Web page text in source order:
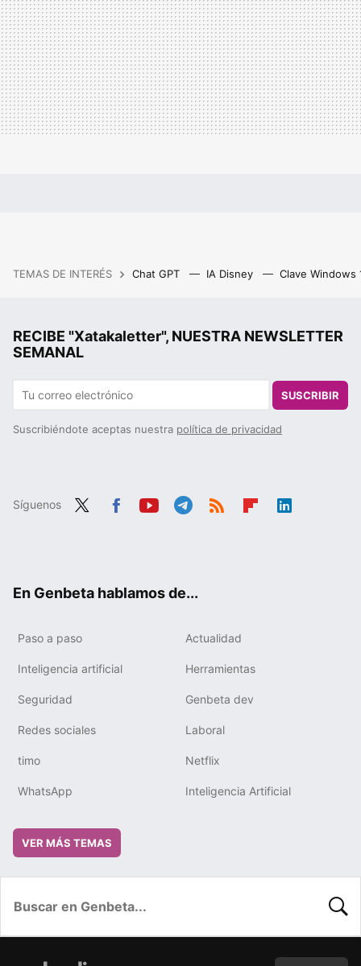
TEMAS DE INTERÉS Chat GPT IA Disney Clave Windows
RECIBE "Xatakaletter", NUESTRA NEWSLETTER
SEMANAL
SUSCRIBIR
Suscribiéndote aceptas nuestra política de privacidad
Síguenos
En Genbeta hablamos de...
Paso a paso Actualidad
Inteligencia artificial Herramientas
Seguridad Genbeta dev
Redes sociales Laboral
timo Netflix
WhatsApp Inteligencia Artificial
VER MÁS TEMAS